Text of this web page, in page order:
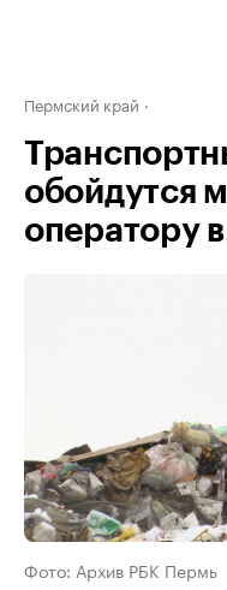
Пермский край
обойдутся
оператору
Фото: Архив РБК Пермь